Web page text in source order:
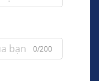
0/200